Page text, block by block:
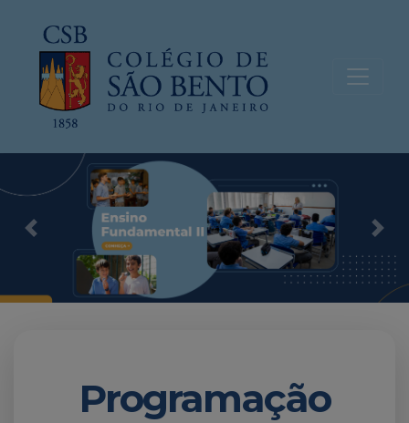
Previous
Programação